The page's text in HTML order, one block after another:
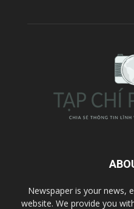
Newspaper is your news,
website. We provide you